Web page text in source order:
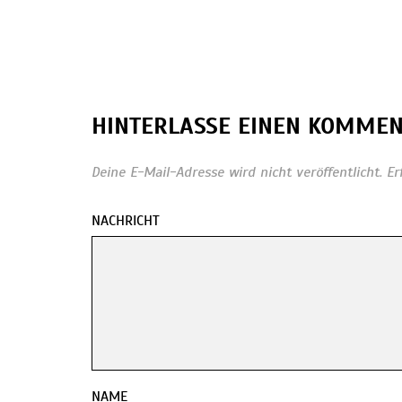
HINTERLASSE EINEN
Deine E-Mail-Adresse wird nicht veröffentlicht.
NACHRICHT
NAME